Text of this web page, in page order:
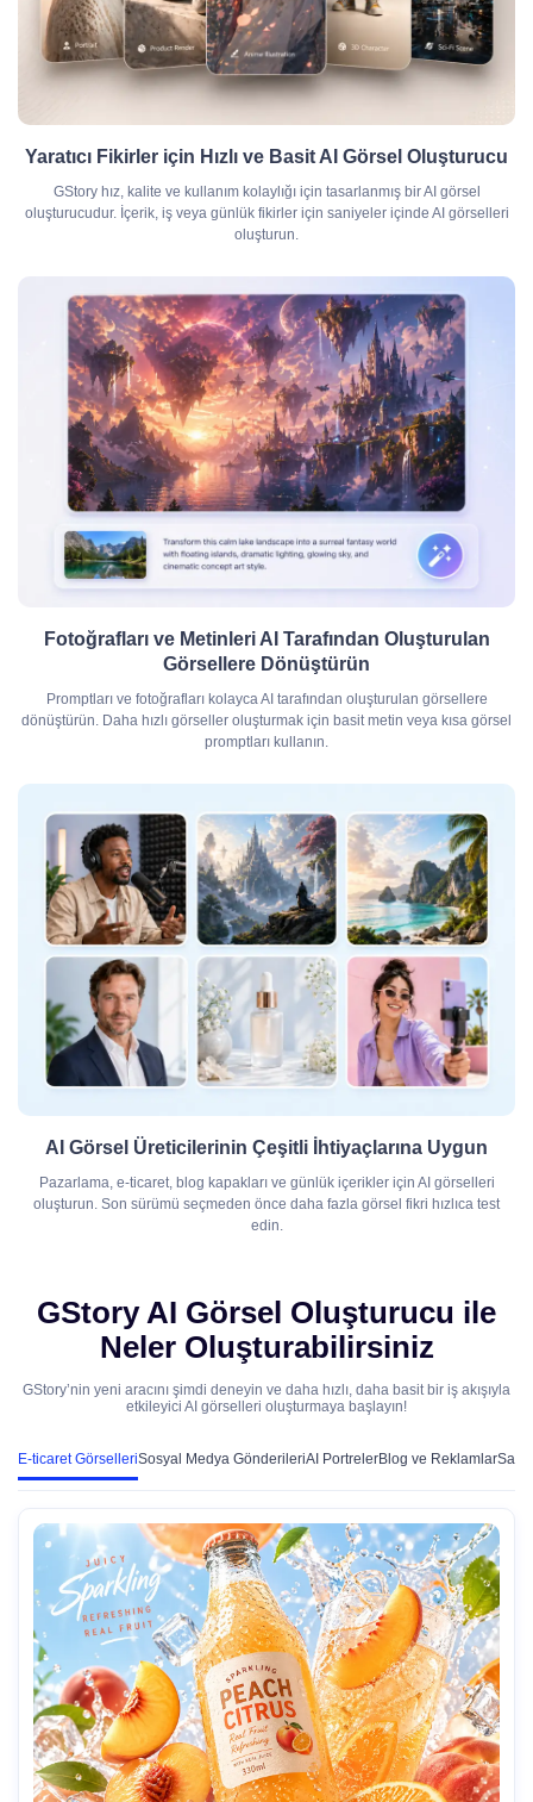
Yaratıcı Fikirler için Hızlı ve Basit AI Görsel Oluşturucu
GStory hız, kalite ve kullanım kolaylığı için tasarlanmış bir AI görsel
oluşturucudur. İçerik, iş veya günlük fikirler için saniyeler içinde AI görselleri
oluşturun.
Fotoğrafları ve Metinleri AI Tarafından Oluşturulan
Görsellere Dönüştürün
Promptları ve fotoğrafları kolayca AI tarafından oluşturulan görsellere
dönüştürün. Daha hızlı görseller oluşturmak için basit metin veya kısa görsel
promptları kullanın.
AI Görsel Üreticilerinin Çeşitli İhtiyaçlarına Uygun
Pazarlama, e-ticaret, blog kapakları ve günlük içerikler için AI görselleri
oluşturun. Son sürümü seçmeden önce daha fazla görsel fikri hızlıca test
edin.
GStory AI Görsel Oluşturucu ile
Neler Oluşturabilirsiniz
GStory’nin yeni aracını şimdi deneyin ve daha hızlı, daha basit bir iş akışıyla
etkileyici AI görselleri oluşturmaya başlayın!
E-ticaret GörselleriSosyal Medya GönderileriAI PortrelerBlog ve Reklamlar